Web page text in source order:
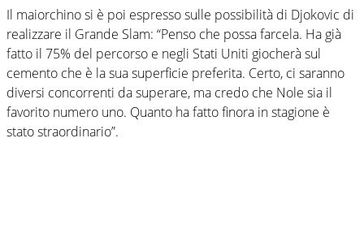
Il maiorchino si è poi espresso sulle possibilità di Djokovic di
realizzare il Grande Slam: “Penso che possa farcela. Ha già
fatto il 75% del percorso e negli Stati Uniti giocherà sul
cemento che è la sua superficie preferita. Certo, ci saranno
diversi concorrenti da superare, ma credo che Nole sia il
favorito numero uno. Quanto ha fatto finora in stagione è
stato straordinario”.